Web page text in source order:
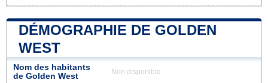
DÉMOGRAPHIE DE GOLDEN
WEST
Nom des habitants
de Golden West
Non disponible